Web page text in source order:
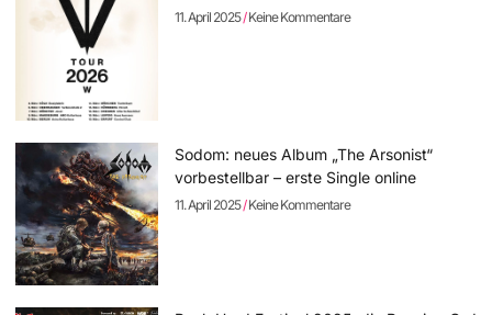
11. April 2025 Keine Kommentare
Sodom: neues Album „The Arsonist“
vorbestellbar – erste Single online
11. April 2025 Keine Kommentare